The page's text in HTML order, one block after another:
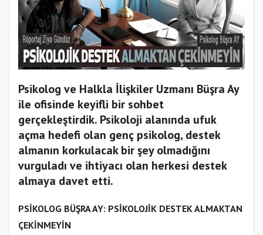
Psikolog ve Halkla İlişkiler Uzmanı Büşra Ay
ile ofisinde keyifli bir sohbet
gerçekleştirdik. Psikoloji alanında ufuk
açma hedefi olan genç psikolog, destek
almanın korkulacak bir şey olmadığını
vurguladı ve ihtiyacı olan herkesi destek
almaya davet etti.
PSİKOLOG BÜŞRA AY: PSİKOLOJİK DESTEK ALMAKTAN
ÇEKİNMEYİN